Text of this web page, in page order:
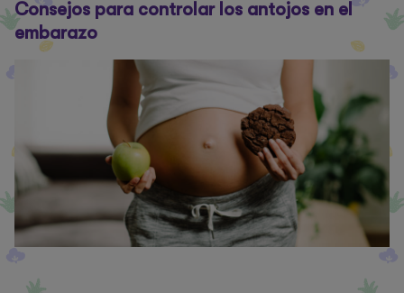
Consejos para controlar los antojos en el
embarazo